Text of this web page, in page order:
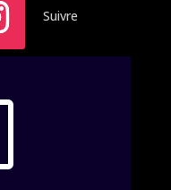
Suivre